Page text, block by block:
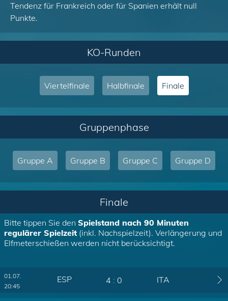
Tendenz für Frankreich oder für Spanien erhält null
Punkte.
KO-Runden
Viertelfinale Halbfinale Finale
Gruppenphase
Gruppe A Gruppe B Gruppe C Gruppe D
Finale
Bitte tippen Sie den Spielstand nach 90 Minuten
regulärer Spielzeit (inkl. Nachspielzeit). Verlängerung und
Elfmeterschießen werden nicht berücksichtigt.
01.07.
20:45
ESP 4 : 0 ITA